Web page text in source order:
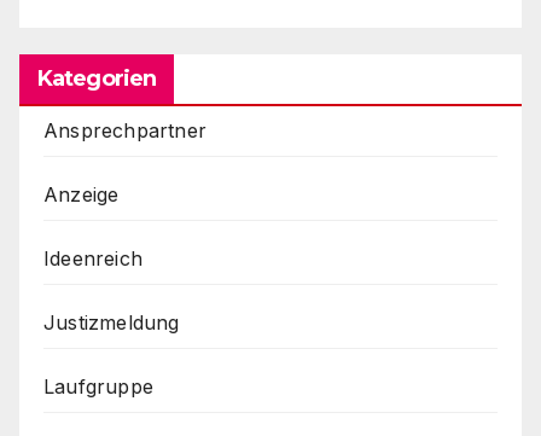
Kategorien
Ansprechpartner
Anzeige
Ideenreich
Justizmeldung
Laufgruppe